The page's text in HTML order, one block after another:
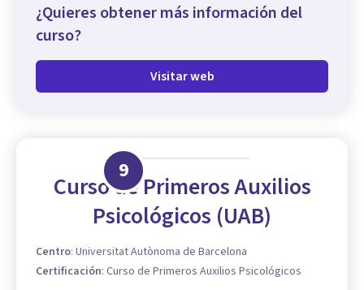
¿Quieres obtener más información del
curso?
Visitar web
9
Curso de Primeros Auxilios
Psicológicos (UAB)
Centro: Universitat Autònoma de Barcelona
Certificación: Curso de Primeros Auxilios Psicológicos